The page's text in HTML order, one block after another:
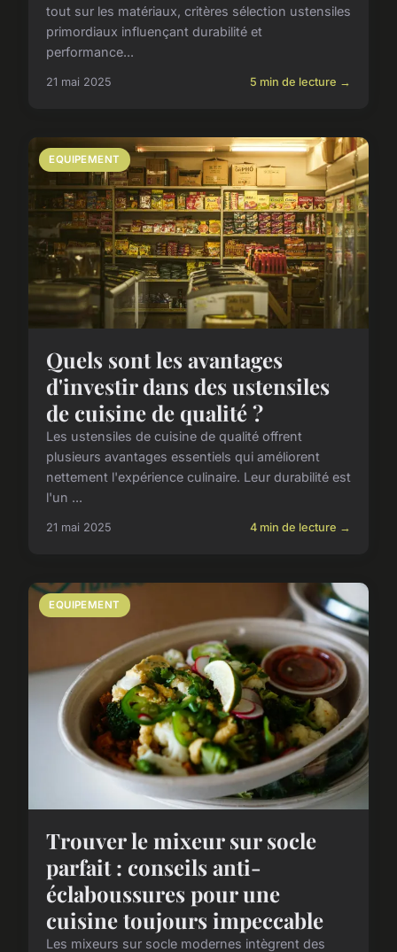
tout sur les matériaux, critères sélection ustensiles
primordiaux influençant durabilité et
performance...
21 mai 2025 5 min de lecture →
EQUIPEMENT
Quels sont les avantages
d'investir dans des ustensiles
de cuisine de qualité ?
Les ustensiles de cuisine de qualité offrent
plusieurs avantages essentiels qui améliorent
nettement l'expérience culinaire. Leur durabilité est
l'un ...
21 mai 2025 4 min de lecture →
EQUIPEMENT
Trouver le mixeur sur socle
parfait : conseils anti-
éclaboussures pour une
cuisine toujours impeccable
Les mixeurs sur socle modernes intègrent des